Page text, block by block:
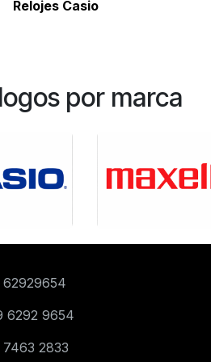
Relojes Casio
por marca
6292 9654
2833